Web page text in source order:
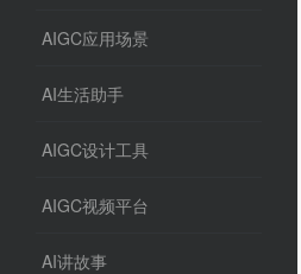
AIGC应用场景
AI生活助手
AIGC设计工具
AIGC视频平台
AI讲故事